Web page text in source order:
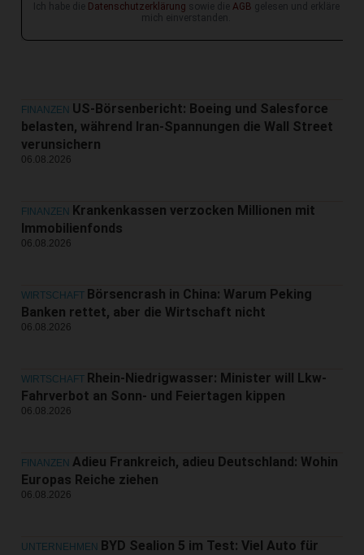
Ich habe die Datenschutzerklärung sowie die AGB gelesen und erkläre
mich einverstanden.
FINANZEN US-Börsenbericht: Boeing und Salesforce
belasten, während Iran-Spannungen die Wall Street
verunsichern
06.08.2026
FINANZEN
Krankenkassen verzocken Millionen mit
Immobilienfonds
06.08.2026
WIRTSCHAFT Börsencrash in China: Warum Peking
Banken rettet, aber die Wirtschaft nicht
06.08.2026
WIRTSCHAFT Rhein-Niedrigwasser: Minister will Lkw-
Fahrverbot an Sonn- und Feiertagen kippen
06.08.2026
FINANZEN Adieu Frankreich, adieu Deutschland: Wohin
Europas Reiche ziehen
06.08.2026
UNTERNEHMEN
BYD Sealion 5 im Test: Viel Auto für